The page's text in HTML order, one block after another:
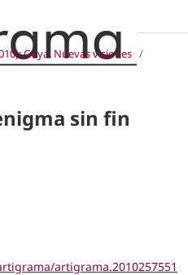
Goya. Nuevas visiones /
sin fin
artigrama.2010257551